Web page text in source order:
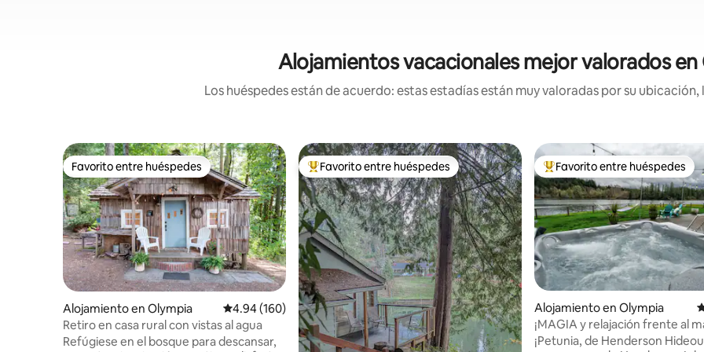
Alojamientos vacacionales mejor valorados
Los huéspedes están de acuerdo: estas estadías están muy valoradas por su
Favorito entre huéspedes
Favorito entre huéspedes
Alojamiento en Olympia Calificación promedio: 4.94 de 5, 160 reseñas
4.94 (160)
Retiro en casa rural con vistas al agua
Refúgiese en el bosque para descansar,
Favorito entre huéspedes preferido
Favorito entre huéspedes Favorito entre huéspedes
Favorito entre huéspedes
Alojamiento en Olympia
¡MAGIA y relajación frente al
¡Jacuzzi y kayaks!
¡Petunia, de Henderson